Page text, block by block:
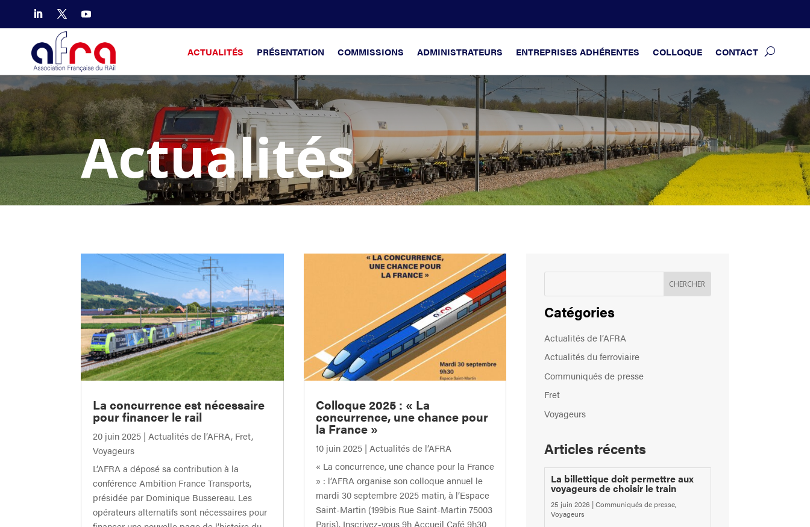
ACTUALITÉS PRÉSENTATION COMMISSIONS ADMINISTRATEURS ENTREPRISES ADHÉRENTES COLLOQUE CONTACT
Actualités
La concurrence est nécessaire
pour financer le rail
20 juin 2025 | Actualités de l’AFRA, Fret,
Voyageurs
L’AFRA a déposé sa contribution à la
conférence Ambition France Transports,
présidée par Dominique Bussereau. Les
opérateurs alternatifs sont nécessaires pour
Colloque 2025 : « La
concurrence, une chance pour
la France »
10 juin 2025| Actualités de l’AFRA
« La concurrence, une chance pour la France
» : l’AFRA organise son colloque annuel le
mardi 30 septembre 2025 matin, à l’Espace
Saint-Martin (199bis Rue Saint-Martin 75003
Paris). Inscrivez-vous 9h Accueil Café 9h30
Catégories
Actualités de l’AFRA
Actualités du ferroviaire
Communiqués de presse
Fret
Voyageurs
Articles récents
La billettique doit permettre aux
voyageurs de choisir le train
25 juin 2026 |Communiqués de presse,
Voyageurs